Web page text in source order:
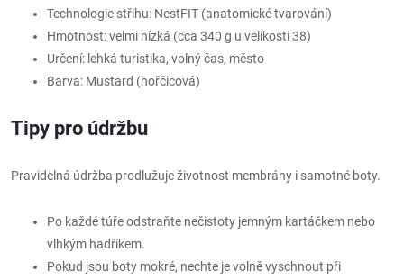
Technologie střihu: NestFIT (anatomické tvarování)
Hmotnost: velmi nízká (cca 340 g u velikosti 38)
Určení: lehká turistika, volný čas, město
Barva: Mustard (hořčicová)
Tipy pro údržbu
Pravidelná údržba prodlužuje životnost membrány i samotné boty.
Po každé túře odstraňte nečistoty jemným kartáčkem nebo
vlhkým hadříkem.
Pokud jsou boty mokré, nechte je volně vyschnout při